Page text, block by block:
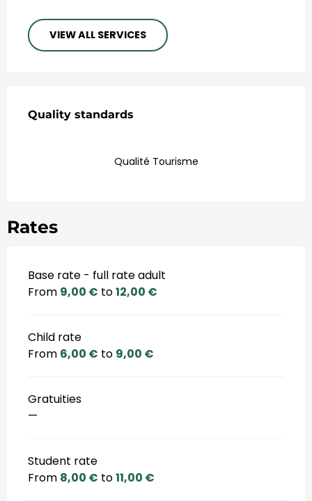
VIEW ALL SERVICES
Quality standards
Quality standards
Qualité Tourisme
Rates
Base rate - full rate adult
From 9,00 € to12,00 €
Child rate
From 6,00 € to 9,00 €
Gratuities
—
Student rate
From 8,00 € to11,00 €